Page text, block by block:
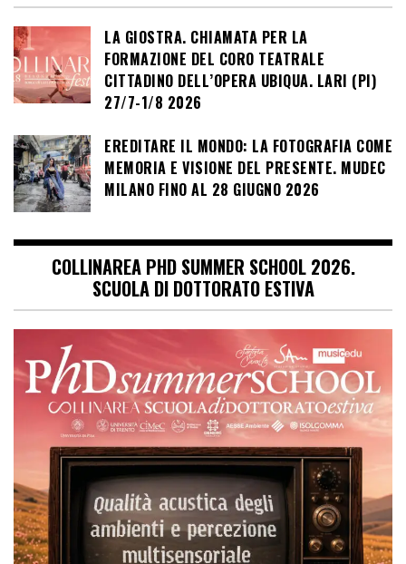
LA GIOSTRA. CHIAMATA PER LA
FORMAZIONE DEL CORO TEATRALE
CITTADINO DELL’OPERA UBIQUA. LARI (PI)
27/7-1/8 2026
EREDITARE IL MONDO: LA FOTOGRAFIA COME
MEMORIA E VISIONE DEL PRESENTE. MUDEC
MILANO FINO AL 28 GIUGNO 2026
COLLINAREA PHD SUMMER SCHOOL 2026.
SCUOLA DI DOTTORATO ESTIVA